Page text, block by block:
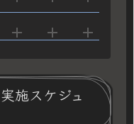
施スケジュ